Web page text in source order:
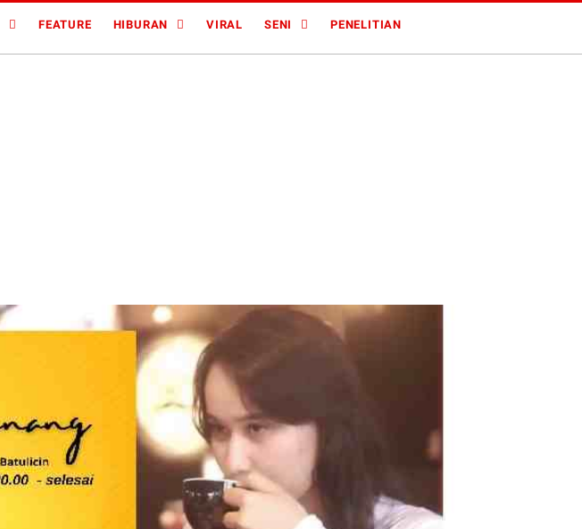
FEATURE HIBURAN VIRAL SENI PENELITIAN